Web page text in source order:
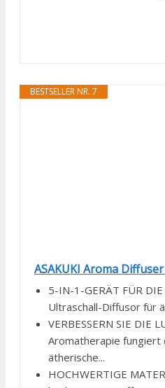
BESTSELLER NR. 7
ASAKUKI Aroma
5-IN-1-GERÄT FÜR
Ultraschall-Diffusor für
VERBESSERN SIE DIE
Aromatherapie
ätherische...
HOCHWERTIGE